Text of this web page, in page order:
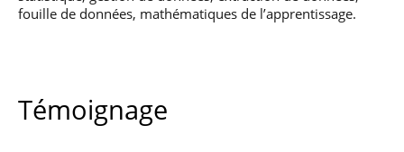
fouille de données, mathématiques de l’apprentissage.
Témoignage